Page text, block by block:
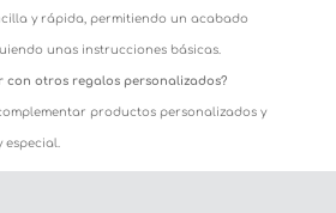
y rápida, permitiendo un acabado
unas instrucciones básicas.
con otros regalos personalizados?
productos personalizados y
especial.